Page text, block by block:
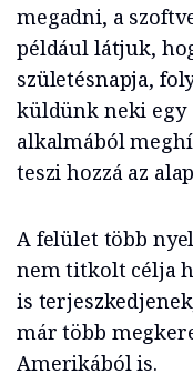
megadni, a
például látjuk,
születésnapja,
küldünk neki egy
alkalmából
teszi hozzá az
A felület több
nem titkolt célja
is
már több
Amerikából is.